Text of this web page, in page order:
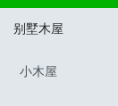
别墅木屋
小木屋